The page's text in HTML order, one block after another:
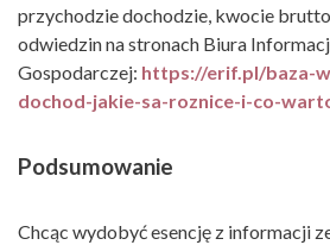
przychodzie dochodzie, kwocie
odwiedzin na stronach Biura
Gospodarczej: https://erif.pl/baza-
dochod-jakie-sa-roznice-i-co-
Podsumowanie
Chcąc wydobyć esencję z informacji